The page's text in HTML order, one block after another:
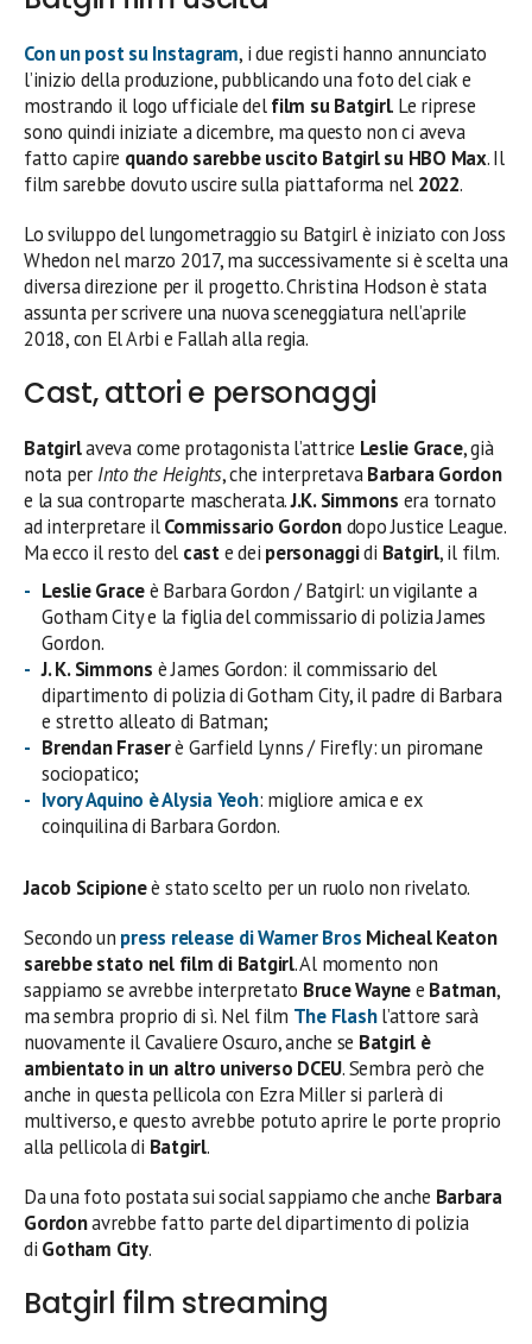
Con un post su Instagram, i due registi hanno annunciato
l’inizio della produzione, pubblicando una foto del ciak e
mostrando il logo ufficiale delfilm su Batgirl. Le riprese
sono quindi iniziate a dicembre, ma questo non ci aveva
fatto capire quando sarebbe uscito Batgirl su HBO Max. Il
film sarebbe dovuto uscire sulla piattaforma nel 2022.
Lo sviluppo del lungometraggio su Batgirl è iniziato con Joss
Whedon nel marzo 2017, ma successivamente si è scelta una
diversa direzione per il progetto. Christina Hodson è stata
assunta per scrivere una nuova sceneggiatura nell’aprile
2018, con El Arbi e Fallah alla regia.
Cast, attori e personaggi
Batgirlaveva come protagonista l’attrice Leslie Grace, già
nota per Into the Heights, che interpretavaBarbara Gordon
e la sua controparte mascherata.J.K. Simmons era tornato
ad interpretare ilCommissario Gordondopo Justice League.
Ma ecco il resto del caste dei personaggidi Batgirl, il film.
Leslie Graceè Barbara Gordon / Batgirl: un vigilante a
Gotham City e la figlia del commissario di polizia James
Gordon.
J. K. Simmons è James Gordon: il commissario del
dipartimento di polizia di Gotham City, il padre di Barbara
e stretto alleato di Batman;
Brendan Fraserè Garfield Lynns / Firefly: un piromane
sociopatico;
Ivory Aquino è Alysia Yeoh: migliore amica e ex
coinquilina di Barbara Gordon.
Jacob Scipioneè stato scelto per un ruolo non rivelato.
Secondo un press release di Warner Bros Micheal Keaton
sarebbe stato nel film di Batgirl. Al momento non
sappiamo se avrebbe interpretato Bruce Waynee Batman,
ma sembra proprio di sì. Nel film The Flashl’attore sarà
nuovamente il Cavaliere Oscuro, anche se Batgirl è
ambientato in un altro universo DCEU. Sembra però che
anche in questa pellicola con Ezra Miller si parlerà di
multiverso, e questo avrebbe potuto aprire le porte proprio
alla pellicola di Batgirl.
Da una foto postata sui social sappiamo che anche Barbara
Gordonavrebbe fatto parte del dipartimento di polizia
di Gotham City.
Batgirl film streaming